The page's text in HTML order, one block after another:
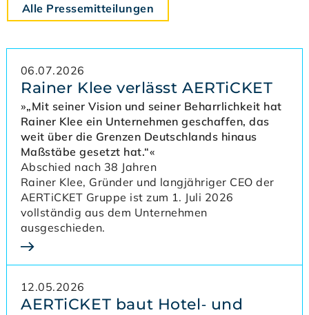
Alle Pressemitteilungen
Rainer Klee verlässt AERTiCKET
06.07.2026
»„Mit seiner Vision und seiner Beharrlichkeit hat
Rainer Klee ein Unternehmen geschaffen, das
weit über die Grenzen Deutschlands hinaus
Maßstäbe gesetzt hat.“«
Abschied nach 38 Jahren
Rainer Klee, Gründer und langjähriger CEO der
AERTiCKET Gruppe ist zum 1. Juli 2026
vollständig aus dem Unternehmen
ausgeschieden.
AERTiCKET baut Hotel‑ und
12.05.2026